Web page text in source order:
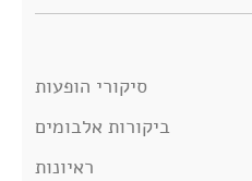
סיקורי הופעות
ביקורות אלבומים
ראיונות